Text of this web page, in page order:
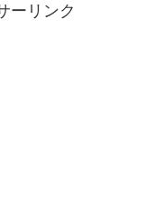
ーリンク